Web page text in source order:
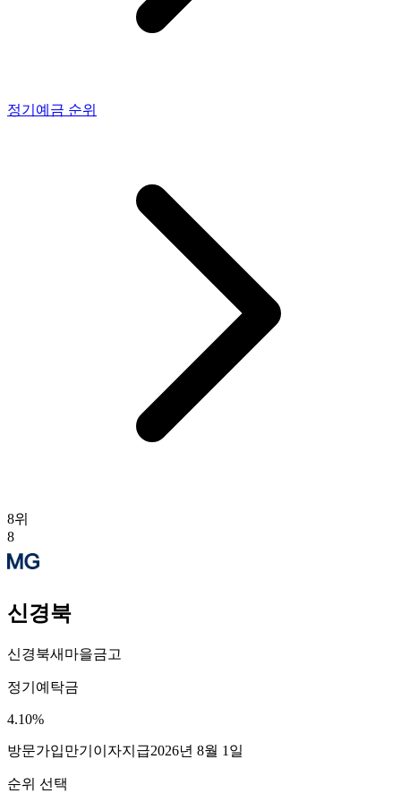
정기예금 순위
8위
8
신경북
신경북새마을금고
정기예탁금
4.10%
방문가입만기이자지급2026년 8월 1일
순위 선택